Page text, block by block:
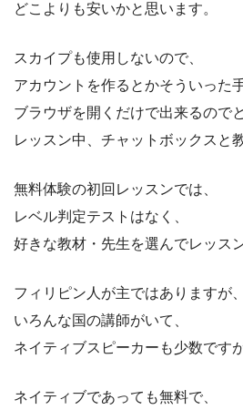
どこよりも安いかと思います。
スカイプも使用しないので、
アカウントを作るとかそういった
ブラウザを開くだけで出来るので
レッスン中、チャットボックスと
無料体験の初回レッスンでは、
レベル判定テストはなく、
好きな教材・先生を選んでレッス
フィリピン人が主ではありますが、
いろんな国の講師がいて、
ネイティブスピーカーも少数です
ネイティブであっても無料で、